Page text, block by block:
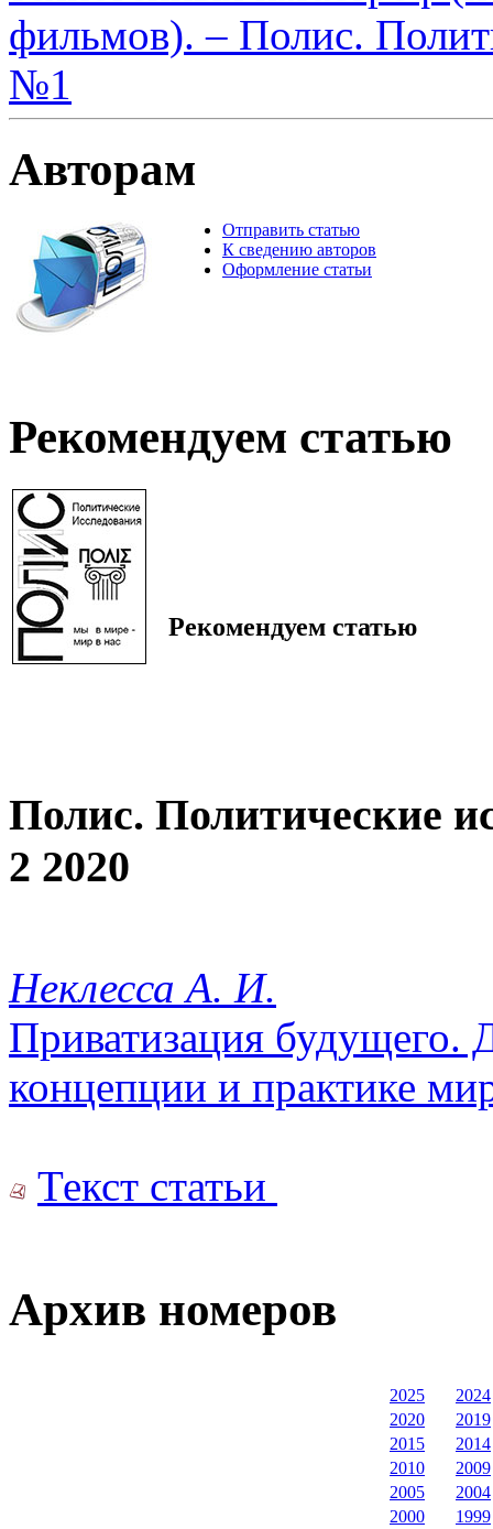
фильмов). – Полис.
№1
Авторам
Отправить статью
К сведению авторов
Оформление статьи
Рекомендуем статью
Рекомендуем статью
Полис. Политические
2 2020
Неклесса А. И.
Приватизация будущего.
концепции и практике
Текст статьи
Архив номеров
2025
2024
2020
2019
2015
2014
2010
2009
2005
2004
2000
1999